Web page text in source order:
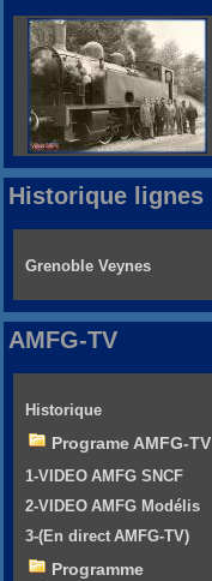
Historique lignes
Grenoble Veynes
AMFG-TV
Historique
Programe AMFG-TV
1-VIDEO AMFG SNCF
2-VIDEO AMFG Modélis
3-(En direct AMFG-TV)
Programme